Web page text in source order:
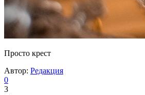
Просто крест
Автор: Редакция
0
3